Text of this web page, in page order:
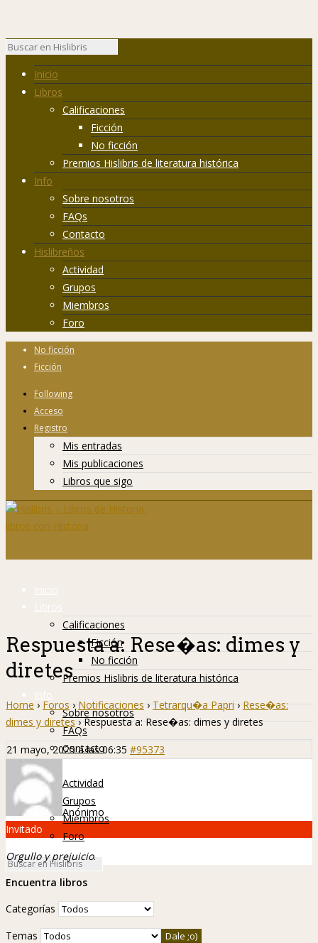
Inicio
Libros
Calificaciones
Ficción
No ficción
Premios Hislibris de literatura histórica
Info
Sobre nosotros
FAQs
Contacto
Hislibreños
Actividad
Grupos
Miembros
Foro
No ficción
Ficción
Following
Acceso
Registro
Mis entradas
Mis publicaciones
Libros que sigo
Inicio
Libros
Calificaciones
Ficción
No ficción
Premios Hislibris de literatura histórica
Info
Sobre nosotros
FAQs
Contacto
Hislibreños
Actividad
Grupos
Miembros
Foro
Respuesta a: Rese�as: dimes y
diretes
Home › Foros › Notificaciones › Tetrarqu�a Papri › Rese�as:
dimes y diretes › Respuesta a: Rese�as: dimes y diretes
21 mayo, 2025 a las 06:35 #95373
Anónimo
Invitado
Orgullo y prejuicio.
Encuentra libros
Categorías
Temas